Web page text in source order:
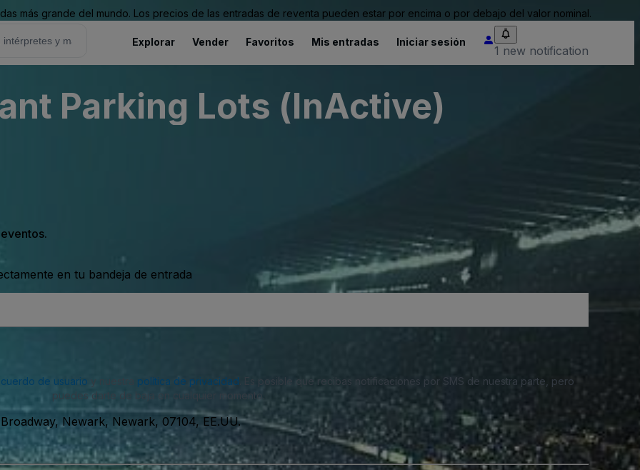
más grande del mundo. Los precios de las entradas de reventa pueden estar por encima o por debajo del valor nominal.
Explorar Vender Favoritos Mis entradas Iniciar sesión
1 new notification
Parking Lots (InActive)
en tu bandeja de entrada
de usuario política de privacidad . Es posible que recibas notificaciones por SMS de nuestra parte, pero
puedes darte de baja en cualquier momento.
Newark, Newark, 07104, EE.UU.